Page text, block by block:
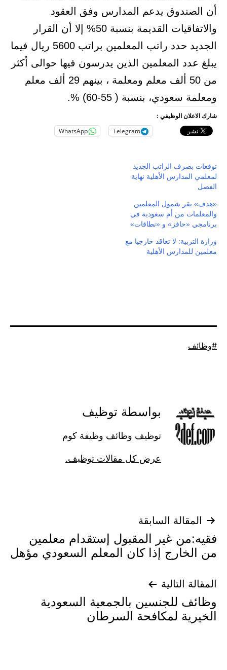
أن الصندوق يدعم المدارس وفق العقود
والاتفاقيات القديمة بنسبة 50% إلا أن القرار
الجديد حدد راتب المعلمين براتب 5600 ريال فيما
يبلغ عدد المعلمين الذين يدرسون فيها حوالى أكثر
من 50 ألف معلم ومعلمة ، بينهم 29 ألف معلم
ومعلمة سعودي، بنسبة ( 55-60) %.
شارك الاعلان الوظيفي :
Telegram
WhatsApp
توقعات بصرف الراتب الجديد
لمعلمي المدارس الأهلية نهاية
الفصل
«هدف» يقر شمول المعلمين
والمعلمات من أم سعودية في
برنامجي «حافز» و «نطاقات»
وزارة التربية: لا تعاقد خارجيا مع
معلمين للمدارس الأهلية
موسوم
وظائف
بواسطة توظيف
توظيف وظائف وظيفة كوم
عرض كل مقالات توظيف.
تصفّح
المقالات
المقالة السابقة
فقيه:من غير المقبول إستقدام معلمين
من الخارج إذا كان المعلم السعودي مؤهل
المقالة التالية
وظائف للجنسين بالجمعية السعودية
الخيرية لمكافحة السرطان